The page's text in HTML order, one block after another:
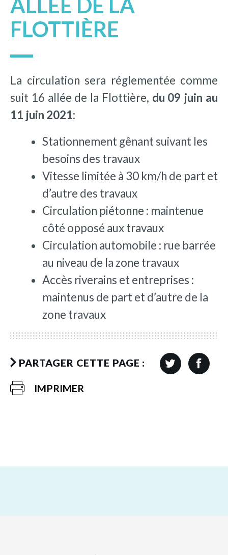
ALLÉE DE LA
FLOTTIÈRE
La circulation sera réglementée comme
suit 16 allée de la Flottière, du 09 juin au
11 juin 2021:
Stationnement gênant suivant les
besoins des travaux
Vitesse limitée à 30 km/h de part et
d’autre des travaux
Circulation piétonne : maintenue
côté opposé aux travaux
Circulation automobile : rue barrée
au niveau de la zone travaux
Accès riverains et entreprises :
maintenus de part et d’autre de la
zone travaux
PARTAGER CETTE PAGE :
IMPRIMER